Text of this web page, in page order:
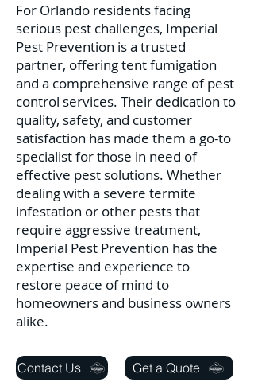
For Orlando residents facing
serious pest challenges, Imperial
Pest Prevention is a trusted
partner, offering tent fumigation
and a comprehensive range of pest
control services. Their dedication to
quality, safety, and customer
satisfaction has made them a go-to
specialist for those in need of
effective pest solutions. Whether
dealing with a severe termite
infestation or other pests that
require aggressive treatment,
Imperial Pest Prevention has the
expertise and experience to
restore peace of mind to
homeowners and business owners
alike.
Contact Us Get a Quote